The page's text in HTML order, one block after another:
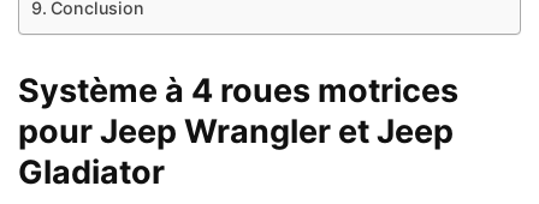
Conclusion
Système à 4 roues motrices
pour Jeep Wrangler et Jeep
Gladiator